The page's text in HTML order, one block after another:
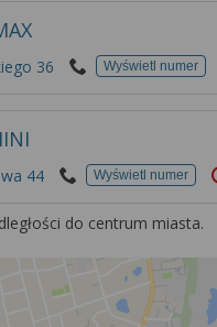
36 Wyświetl numer
44 Wyświetl numer
do centrum miasta.